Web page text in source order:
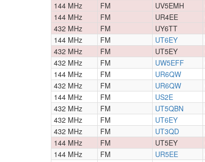
144 MHz
FM UV5EMH
144 MHz
FM UR4EE
432 MHz
FM UY6TT
144 MHz
FM UT6EY
432 MHz
FM UT5EY
432 MHz
FM UW5EFF
144 MHz
FM UR6QW
432 MHz
FM UR6QW
144 MHz
FM US2E
432 MHz
FM UT5QBN
432 MHz
FM UT6EY
432 MHz
FM UT3QD
144 MHz
FM UT5EY
144 MHz
FM UR5EE